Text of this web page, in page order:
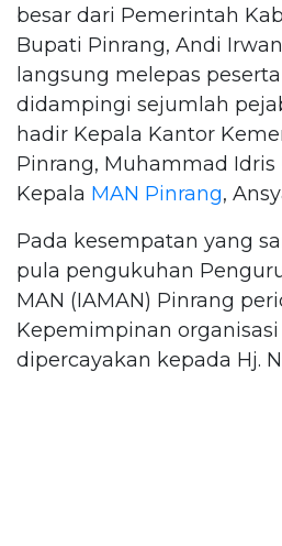
besar dari Pemerintah
Bupati Pinrang, Andi
langsung melepas peserta
didampingi sejumlah
hadir Kepala Kantor
Pinrang, Muhammad Idris
Kepala MAN Pinrang,
Pada kesempatan yang
pula pengukuhan
MAN (IAMAN) Pinrang
Kepemimpinan
dipercayakan kepada Hj.